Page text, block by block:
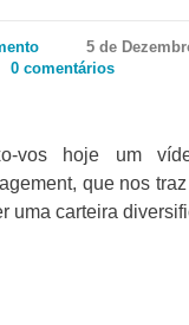
5 de
0 comentários
vos hoje um
que nos
uma carteira